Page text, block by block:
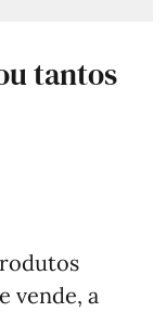
tantos
vende, a